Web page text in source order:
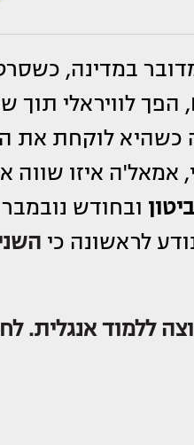
במדינה,
, הפך לוויראלי תוך
כשהיא לוקחת את
איזו שווה
לראשונה כי
ללמוד אנגלית.